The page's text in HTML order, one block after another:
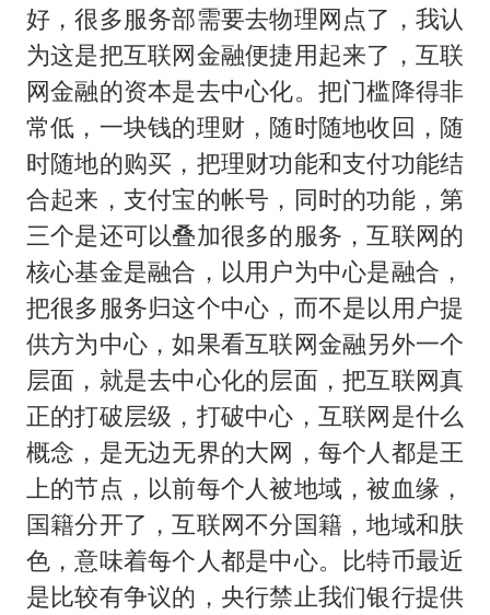
好，很多服务部需要去物理网点了，我认
为这是把互联网金融便捷用起来了，互联
网金融的资本是去中心化。把门槛降得非
常低，一块钱的理财，随时随地收回，随
时随地的购买，把理财功能和支付功能结
合起来，支付宝的帐号，同时的功能，第
三个是还可以叠加很多的服务，互联网的
核心基金是融合，以用户为中心是融合，
把很多服务归这个中心，而不是以用户提
供方为中心，如果看互联网金融另外一个
层面，就是去中心化的层面，把互联网真
正的打破层级，打破中心，互联网是什么
概念，是无边无界的大网，每个人都是王
上的节点，以前每个人被地域，被血缘，
国籍分开了，互联网不分国籍，地域和肤
色，意味着每个人都是中心。比特币最近
是比较有争议的，央行禁止我们银行提供